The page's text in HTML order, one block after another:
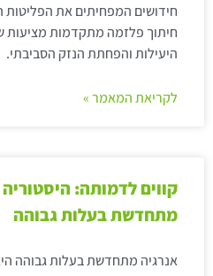
חידושים המפחיתים את הפליטות
חיתוך פלזמה מתקדמות מציעות
היעילות והפחתת הנזק הסביבתי.
לקריאת המאמר »
קווים לדמותה:
מתחדשת בעלות גבוהה
אנרגיה מתחדשת בעלות גבוהה